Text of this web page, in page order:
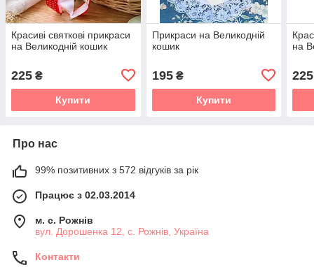
Красиві святкові прикраси
на Великодній кошик
225 ₴
Купити
Прикраси на Великодній
кошик
195₴
Купити
на
225
Про нас
99% позитивних з 572 відгуків за рік
Працює з 02.03.2014
м. с. Рожнів
вул. Дорошенка 12, с. Рожнів, Україна
Контакти